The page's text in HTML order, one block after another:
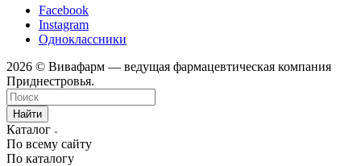
Facebook
Instagram
Одноклассники
2026 © Вивафарм — ведущая фармацевтическая компания
Приднестровья.
Найти
Каталог
По всему сайту
По каталогу